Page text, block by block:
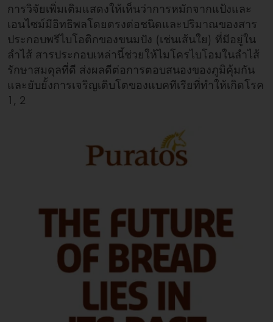
การวิจัยเพิ่มเติมแสดงให้เห็นว่าการหมักจากแป้งและ
เอนไซม์มีอิทธิพลโดยตรงต่อชนิดและปริมาณของสาร
ประกอบพรีไบโอติกของขนมปัง (เช่นเส้นใย) ที่มีอยู่ใน
ลำไส้ สารประกอบเหล่านี้ช่วยให้ไมโครไบโอมในลำไส้
รักษาสมดุลที่ดี ส่งผลดีต่อการตอบสนองของภูมิคุ้มกัน
และยับยั้งการเจริญเติบโตของแบคทีเรียที่ทำให้เกิดโรค
1, 2